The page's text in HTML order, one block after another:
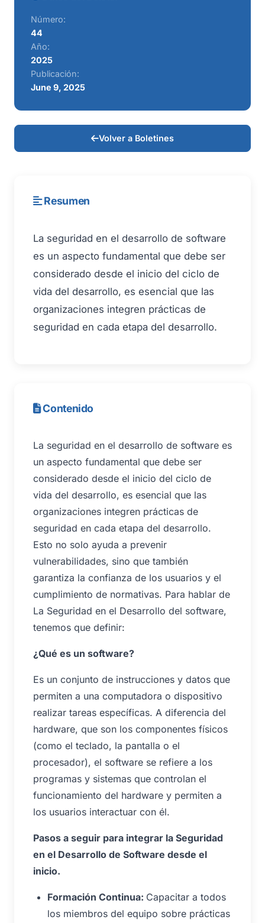
Resumen
La seguridad en el desarrollo de software
es un aspecto fundamental que debe ser
considerado desde el inicio del ciclo de
vida del desarrollo, es esencial que las
organizaciones integren prácticas de
seguridad en cada etapa del desarrollo.
Contenido
La seguridad en el desarrollo de software es
un aspecto fundamental que debe ser
considerado desde el inicio del ciclo de
vida del desarrollo, es esencial que las
organizaciones integren prácticas de
seguridad en cada etapa del desarrollo.
Esto no solo ayuda a prevenir
vulnerabilidades, sino que también
garantiza la confianza de los usuarios y el
cumplimiento de normativas. Para hablar de
La Seguridad en el Desarrollo del software,
tenemos que definir:
¿Qué es un software?
Es un conjunto de instrucciones y datos que
permiten a una computadora o dispositivo
realizar tareas específicas. A diferencia del
hardware, que son los componentes físicos
(como el teclado, la pantalla o el
procesador), el software se refiere a los
programas y sistemas que controlan el
funcionamiento del hardware y permiten a
los usuarios interactuar con él.
Pasos a seguir para integrar la Seguridad
en el Desarrollo de Software desde el
inicio.
Formación Continua: Capacitar a todos
los miembros del equipo sobre prácticas
Número:
44
Año:
2025
Publicación:
June 9, 2025
Volver a Boletines